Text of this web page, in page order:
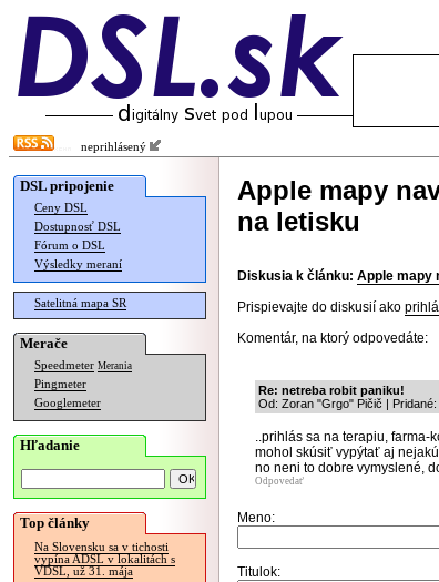
neprihlásený
DSL pripojenie
Ceny DSL
Dostupnosť DSL
Fórum o DSL
Výsledky meraní
Satelitná mapa SR
Merače
Speedmeter Merania
Pingmeter
Googlemeter
Hľadanie
Top články
Na Slovensku sa v tichosti
vypína ADSL v lokalitách s
VDSL, už 31. mája
Apple mapy
na letisku
Diskusia k článku: Apple mapy
Prispievajte do diskusií ako
Komentár, na ktorý odpovedáte:
Re: netreba robit paniku!
Od: Zoran "Grgo" Pičič |
..prihlás sa na terapiu, farma-
mohol skúsiť vypýtať aj
no neni to dobre vymyslené,
Odpovedať
Meno:
Titulok: